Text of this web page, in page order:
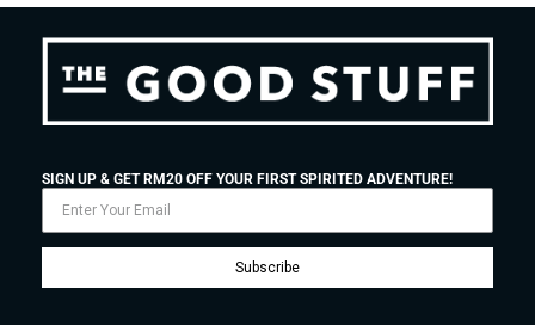
SIGN UP & GET RM20 OFF YOUR FIRST SPIRITED ADVENTURE!
Subscribe